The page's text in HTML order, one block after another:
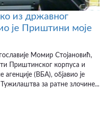
из државног
је Приштини моје
Момир Стојановић,
Приштинског корпуса и
(ВБА), објавио је
за ратне злочине...